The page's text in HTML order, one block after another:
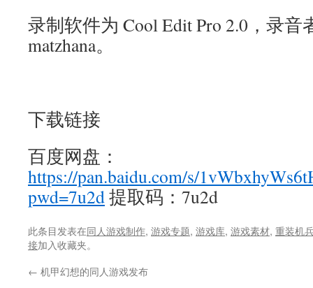
录制软件为 Cool Edit Pro 2.0，录音
matzhana。
下载链接
百度网盘：
https://pan.baidu.com/s/
pwd=7u2d提取码：7u2d
此条目发表在同人游戏制作, 游戏专题, 游戏库, 游戏素材, 重装机
接加入收藏夹。
← 机甲幻想的同人游戏发布